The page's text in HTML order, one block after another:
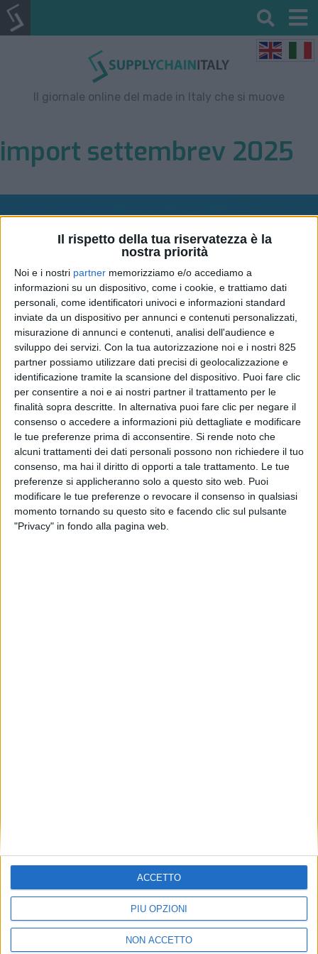
Il rispetto della tua riservatezza è la
nostra priorità
Noi e i nostri partner memorizziamo e/o accediamo a
informazioni su un dispositivo, come i cookie, e trattiamo dati
personali, come identificatori univoci e informazioni standard
inviate da un dispositivo per annunci e contenuti personalizzati,
misurazione di annunci e contenuti, analisi dell'audience e
sviluppo dei servizi. Con la tua autorizzazione noi e i nostri 825
partner possiamo utilizzare dati precisi di geolocalizzazione e
identificazione tramite la scansione del dispositivo. Puoi fare clic
per consentire a noi e ai nostri partner il trattamento per le
finalità sopra descritte. In alternativa puoi fare clic per negare il
consenso o accedere a informazioni più dettagliate e modificare
le tue preferenze prima di acconsentire. Si rende noto che
alcuni trattamenti dei dati personali possono non richiedere il tuo
consenso, ma hai il diritto di opporti a tale trattamento. Le tue
preferenze si applicheranno solo a questo sito web. Puoi
modificare le tue preferenze o revocare il consenso in qualsiasi
momento tornando su questo sito e facendo clic sul pulsante
"Privacy" in fondo alla pagina web.
PIÙ OPZIONI
NON ACCETTO
ACCETTO
Il giornale online del made in Italy che si muove
import settembrev 2025
Rimbalzo dell’export italiano
extra Ue (+9%) a settembre
grazie alle vendite negli Usa
(+34%)
ECONOMIA 29 OTTOBRE 2025